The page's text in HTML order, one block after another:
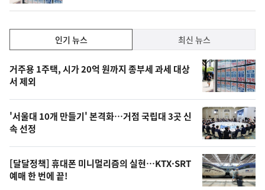
하
락
기,
최
신,
오
늘
의
영
상
인기 뉴스 최신 뉴스
기
뉴
스
거주용 1주택, 시가 20억 원까지 종부세 과세 대상
서 제외
'서울대 10개 만들기' 본격화…거점 국립대 3곳 신
속 선정
[달달정책] 휴대폰 미니멀리즘의 실현…KTX·SRT
예매 한 번에 끝!